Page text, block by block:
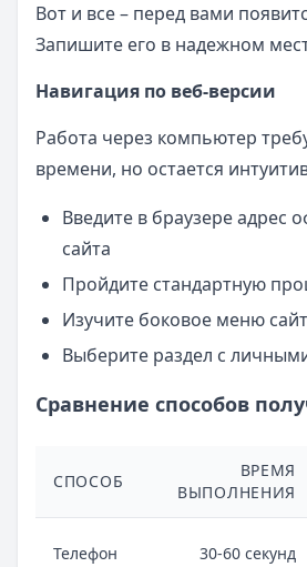
Вот и все – перед вами
Запишите его в надежном
Навигация по веб-версии
Работа через компьютер
времени, но остается
Введите в браузере адрес
сайта
Пройдите стандартную
Изучите боковое меню
Выберите раздел с
Сравнение способов
СПОСОБ
ВРЕМЯ
ВЫПОЛНЕНИЯ
Телефон 30-60 секунд